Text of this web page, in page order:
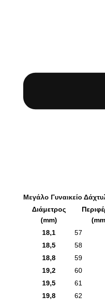
Μεγάλο Γυναικείο
Διάμετρος
(mm)
18,1
57
18,5
58
18,8
59
19,2
60
19,5
61
19,8
62